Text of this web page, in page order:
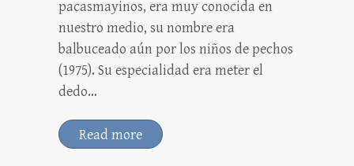
pacasmayinos, era muy conocida en
nuestro medio, su nombre era
balbuceado aún por los niños de pechos
(1975). Su especialidad era meter el
dedo…
Read more